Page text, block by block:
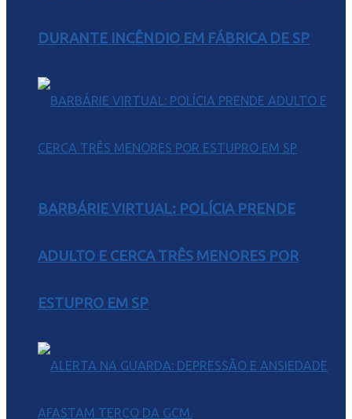
DURANTE INCÊNDIO EM FÁBRICA DE SP
BARBÁRIE VIRTUAL: POLÍCIA PRENDE
ADULTO E CERCA TRÊS MENORES POR
ESTUPRO EM SP